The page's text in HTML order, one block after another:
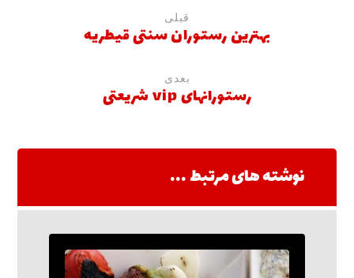
قبلی
بهترین رستوران سنتی قیطریه
بعدی
رستورانهای vip شریعتی
نوشته های مرتبط ...